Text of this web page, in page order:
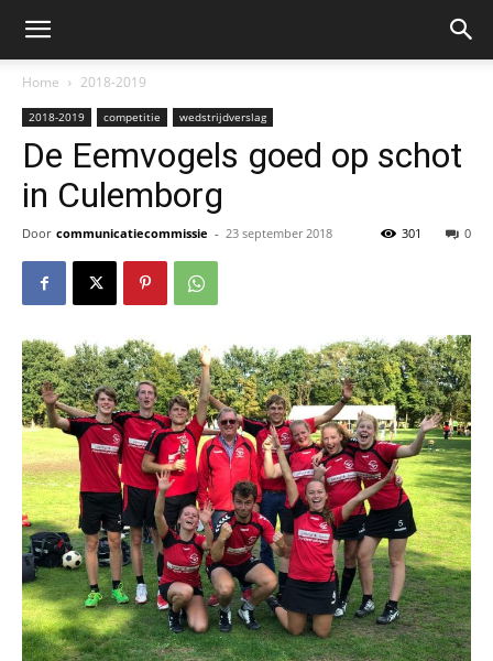
Home 2018-2019
2018-2019 competitie wedstrijdverslag
De Eemvogels goed op schot
in Culemborg
Door communicatiecommissie - 23 september 2018 0
301